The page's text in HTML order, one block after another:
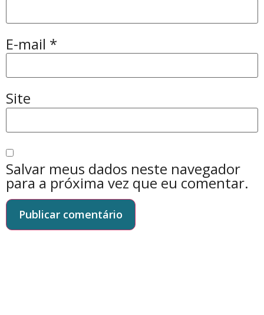
E-mail *
Site
Salvar meus dados neste navegador
para a próxima vez que eu comentar.